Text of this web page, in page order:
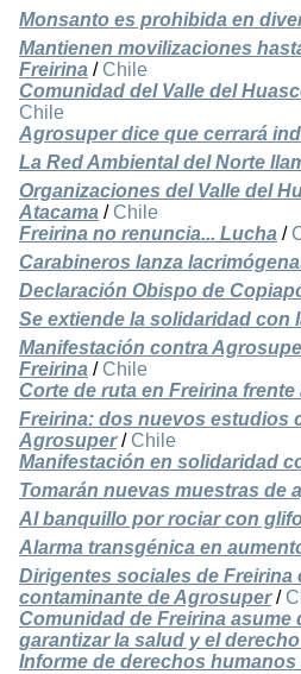
Monsanto es prohibida en
Mantienen movilizaciones
Freirina / Chile
Comunidad del Valle del
Chile
Agrosuper dice que cerrará
La Red Ambiental del Norte
Organizaciones del Valle del
Atacama / Chile
Freirina no renuncia... Lucha /
Carabineros lanza
Declaración Obispo de
Se extiende la solidaridad con
Manifestación contra
Freirina / Chile
Corte de ruta en Freirina
Freirina: dos nuevos estudios
Agrosuper/ Chile
Manifestación en solidaridad
Tomarán nuevas muestras de
Al banquillo por rociar con
Alarma transgénica en
Dirigentes sociales de Freirina
contaminante de Agrosuper/
Comunidad de Freirina
garantizar la salud y el
Informe de derechos